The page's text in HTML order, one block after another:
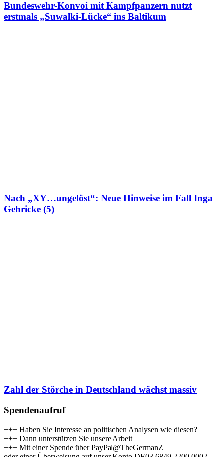
Bundeswehr-Konvoi mit Kampfpanzern nutzt
erstmals „Suwalki-Lücke“ ins Baltikum
Nach „XY…ungelöst“: Neue Hinweise im Fall Inga
Gehricke (5)
Zahl der Störche in Deutschland wächst massiv
Spendenaufruf
+++ Haben Sie Interesse an politischen Analysen wie diesen?
+++ Dann unterstützen Sie unsere Arbeit
+++ Mit einer Spende über PayPal@TheGermanZ